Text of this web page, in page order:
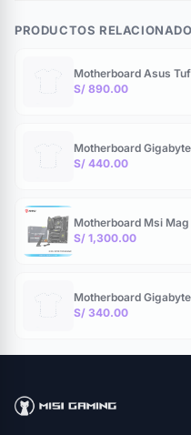
PRODUCTOS
Motherboard Asus
S/ 890.00
Motherboard
S/ 440.00
Motherboard Msi
S/ 1,300.00
Motherboard
S/ 340.00